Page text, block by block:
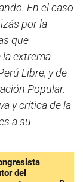
En el caso
por la
que
extrema
Libre, y de
Popular.
y crítica de la
a su